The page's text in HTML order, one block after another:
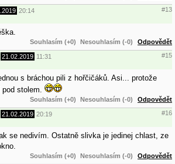
20:14 #13
Souhlasím (+0) Nesouhlasím (-0) Odpovědět
21.02.2019 11:31 #15
s bráchou pili z hořčičáků. Asi... protože
stolem.
Souhlasím (+0) Nesouhlasím (-0) Odpovědět
21.02.2019 20:19 #16
se nedivím. Ostatně slivka je jedinej chlast, ze
Souhlasím (+0) Nesouhlasím (-0) Odpovědět